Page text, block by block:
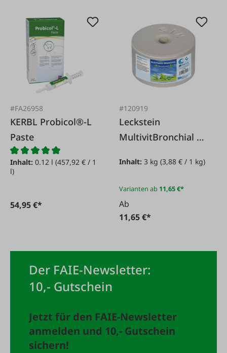
#FA26958
KERBL Probicol®-L
Paste
Inhalt: 0.12 l (457,92 € / 1
l)
54,95 €*
#120919
Leckstein
MultivitBronchial 3
Inhalt:3 kg(3,88 € / 1 kg)
Varianten ab 11,65 €*
Ab
11,65 €*
Der FAIE-Newsletter:
10,- Gutschein
Jetzt für den FAIE-Newsletter
anmelden und 10,- Gutschein
sichern!